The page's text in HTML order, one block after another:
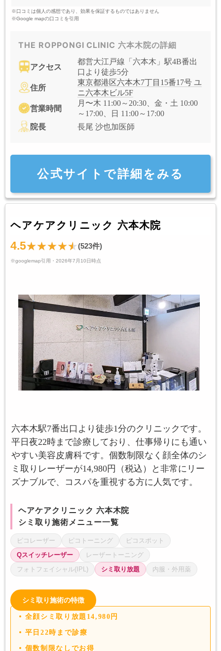
※口コミは個人の感想であり、効果を保証するものではありません
※Google mapの口コミを引用
THE ROPPONGI CLINIC 六本木院の詳細
アクセス
都営大江戸線「六本木」駅4B番出
口より徒歩5分
住所
東京都港区六本木7丁目15番17号 ユ
ニ六本木ビル5F
営業時間
月〜木 11:00～20:30、金・土 10:00
～17:00、日 11:00～17:00
院長
長尾 沙也加医師
公式サイトで詳細をみる
ヘアケアクリニック 六本木院
4.5 (523件)
※googlemap引用・2026年7月10日時点
六本木駅7番出口より徒歩1分のクリニックです。
平日夜22時まで診療しており、仕事帰りにも通い
やすい美容皮膚科です。個数制限なく顔全体のシ
ミ取りレーザーが14,980円（税込）と非常にリー
ズナブルで、コスパを重視する方に人気です。
ヘアケアクリニック 六本木院
シミ取り施術メニュー一覧
ピコレーザー ピコトーニング
ピコスポット
Qスイッチレーザー
レーザートーニング
フォトフェイシャル(IPL)
シミ取り放題 内服・外用薬
シミ取り施術の特徴
全顔シミ取り放題14,980円
平日22時まで診療
個数制限なしでお得